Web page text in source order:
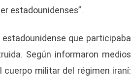
estadounidenses”.
que participaba
Según informaron medios
cuerpo militar del régimen iraní: